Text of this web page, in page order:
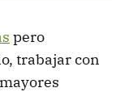
pero
trabajar con